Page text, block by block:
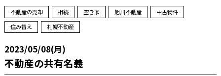
不動産の売却 相続 空き家 旭川不動産
中古物件
住み替え
札幌不動産
2023/05/08(月)
不動産の共有名義